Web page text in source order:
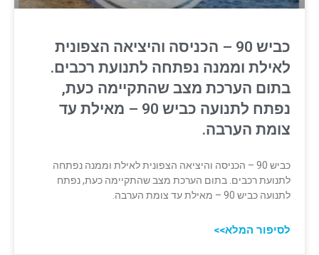
כביש 90 – הכניסה והיציאה הצפונית
לאילת וממנה נפתחה לתנועת רכבים.
בתום הערכת מצב שהתקיימה כעת,
נפתח לתנועה כביש 90 – מאילת עד
צומת הערבה.
כביש 90 – הכניסה והיציאה הצפונית לאילת וממנה נפתחה
לתנועת רכבים. בתום הערכת מצב שהתקיימה כעת, נפתח
לתנועה כביש 90 – מאילת עד צומת הערבה.
לסיפור המלא>>